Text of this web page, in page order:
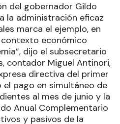
del gobernador Gildo
la administración eficaz
marca el ejemplo, en
económico
dijo el subsecretario
contador Miguel Antinori,
directiva del primer
pago en simultáneo de
al mes de junio y la
Anual Complementario
y pasivos de la